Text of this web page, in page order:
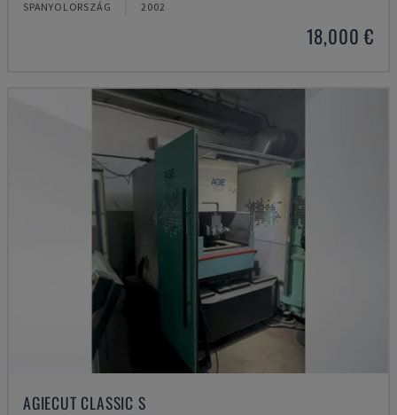
SPANYOLORSZÁG 2002
18,000 €
AGIECUT CLASSIC S